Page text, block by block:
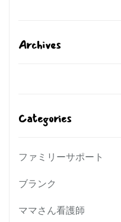
Archives
Categories
ファミリーサポート
ブランク
ママさん看護師